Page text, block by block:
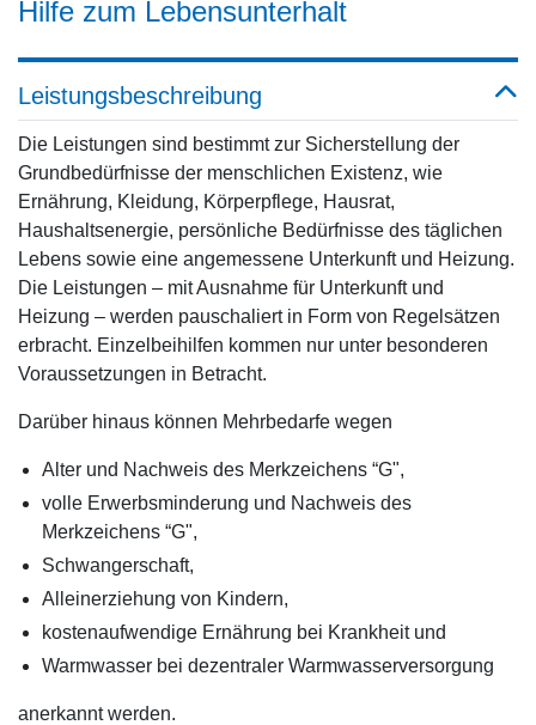
Hilfe zum Lebensunterhalt
Leistungsbeschreibung
Die Leistungen sind bestimmt zur Sicherstellung der
Grundbedürfnisse der menschlichen Existenz, wie
Ernährung, Kleidung, Körperpflege, Hausrat,
Haushaltsenergie, persönliche Bedürfnisse des täglichen
Lebens sowie eine angemessene Unterkunft und Heizung.
Die Leistungen – mit Ausnahme für Unterkunft und
Heizung – werden pauschaliert in Form von Regelsätzen
erbracht. Einzelbeihilfen kommen nur unter besonderen
Voraussetzungen in Betracht.
Darüber hinaus können Mehrbedarfe wegen
Alter und Nachweis des Merkzeichens “G",
volle Erwerbsminderung und Nachweis des
Merkzeichens “G",
Schwangerschaft,
Alleinerziehung von Kindern,
kostenaufwendige Ernährung bei Krankheit und
Warmwasser bei dezentraler Warmwasserversorgung
anerkannt werden.